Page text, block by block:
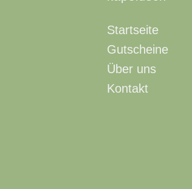
Startseite
Gutscheine
Über uns
Kontakt